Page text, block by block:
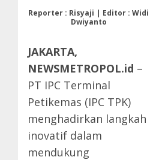
Reporter : Risyaji | Editor : Widi
Dwiyanto
JAKARTA,
NEWSMETROPOL.id –
PT IPC Terminal
Petikemas (IPC TPK)
menghadirkan langkah
inovatif dalam
mendukung